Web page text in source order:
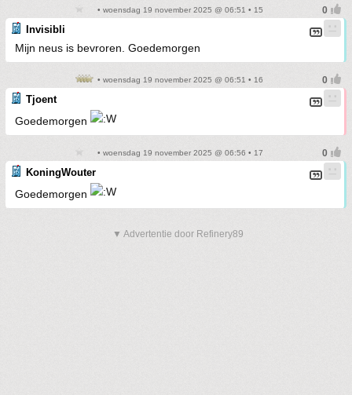
• woensdag 19 november 2025 @ 06:51 • 15
Invisibli
Mijn neus is bevroren. Goedemorgen
• woensdag 19 november 2025 @ 06:51 • 16
Tjoent
Goedemorgen
• woensdag 19 november 2025 @ 06:56 • 17
KoningWouter
Goedemorgen
▼ Advertentie door Refinery89